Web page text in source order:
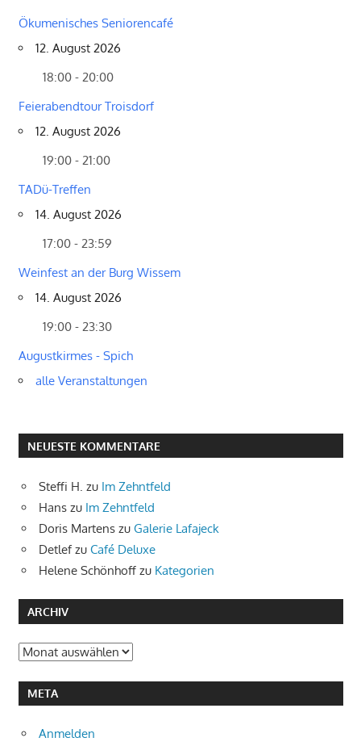
Ökumenisches Seniorencafé
12. August 2026
18:00 - 20:00
Feierabendtour Troisdorf
12. August 2026
19:00 - 21:00
TADü-Treffen
14. August 2026
17:00 - 23:59
Weinfest an der Burg Wissem
14. August 2026
19:00 - 23:30
Augustkirmes - Spich
alle Veranstaltungen
NEUESTE KOMMENTARE
Steffi H. zu Im Zehntfeld
Hans zu Im Zehntfeld
Doris Martens zu Galerie Lafajeck
Detlefzu Café Deluxe
Helene Schönhoff zu Kategorien
ARCHIV
Archiv
META
Anmelden